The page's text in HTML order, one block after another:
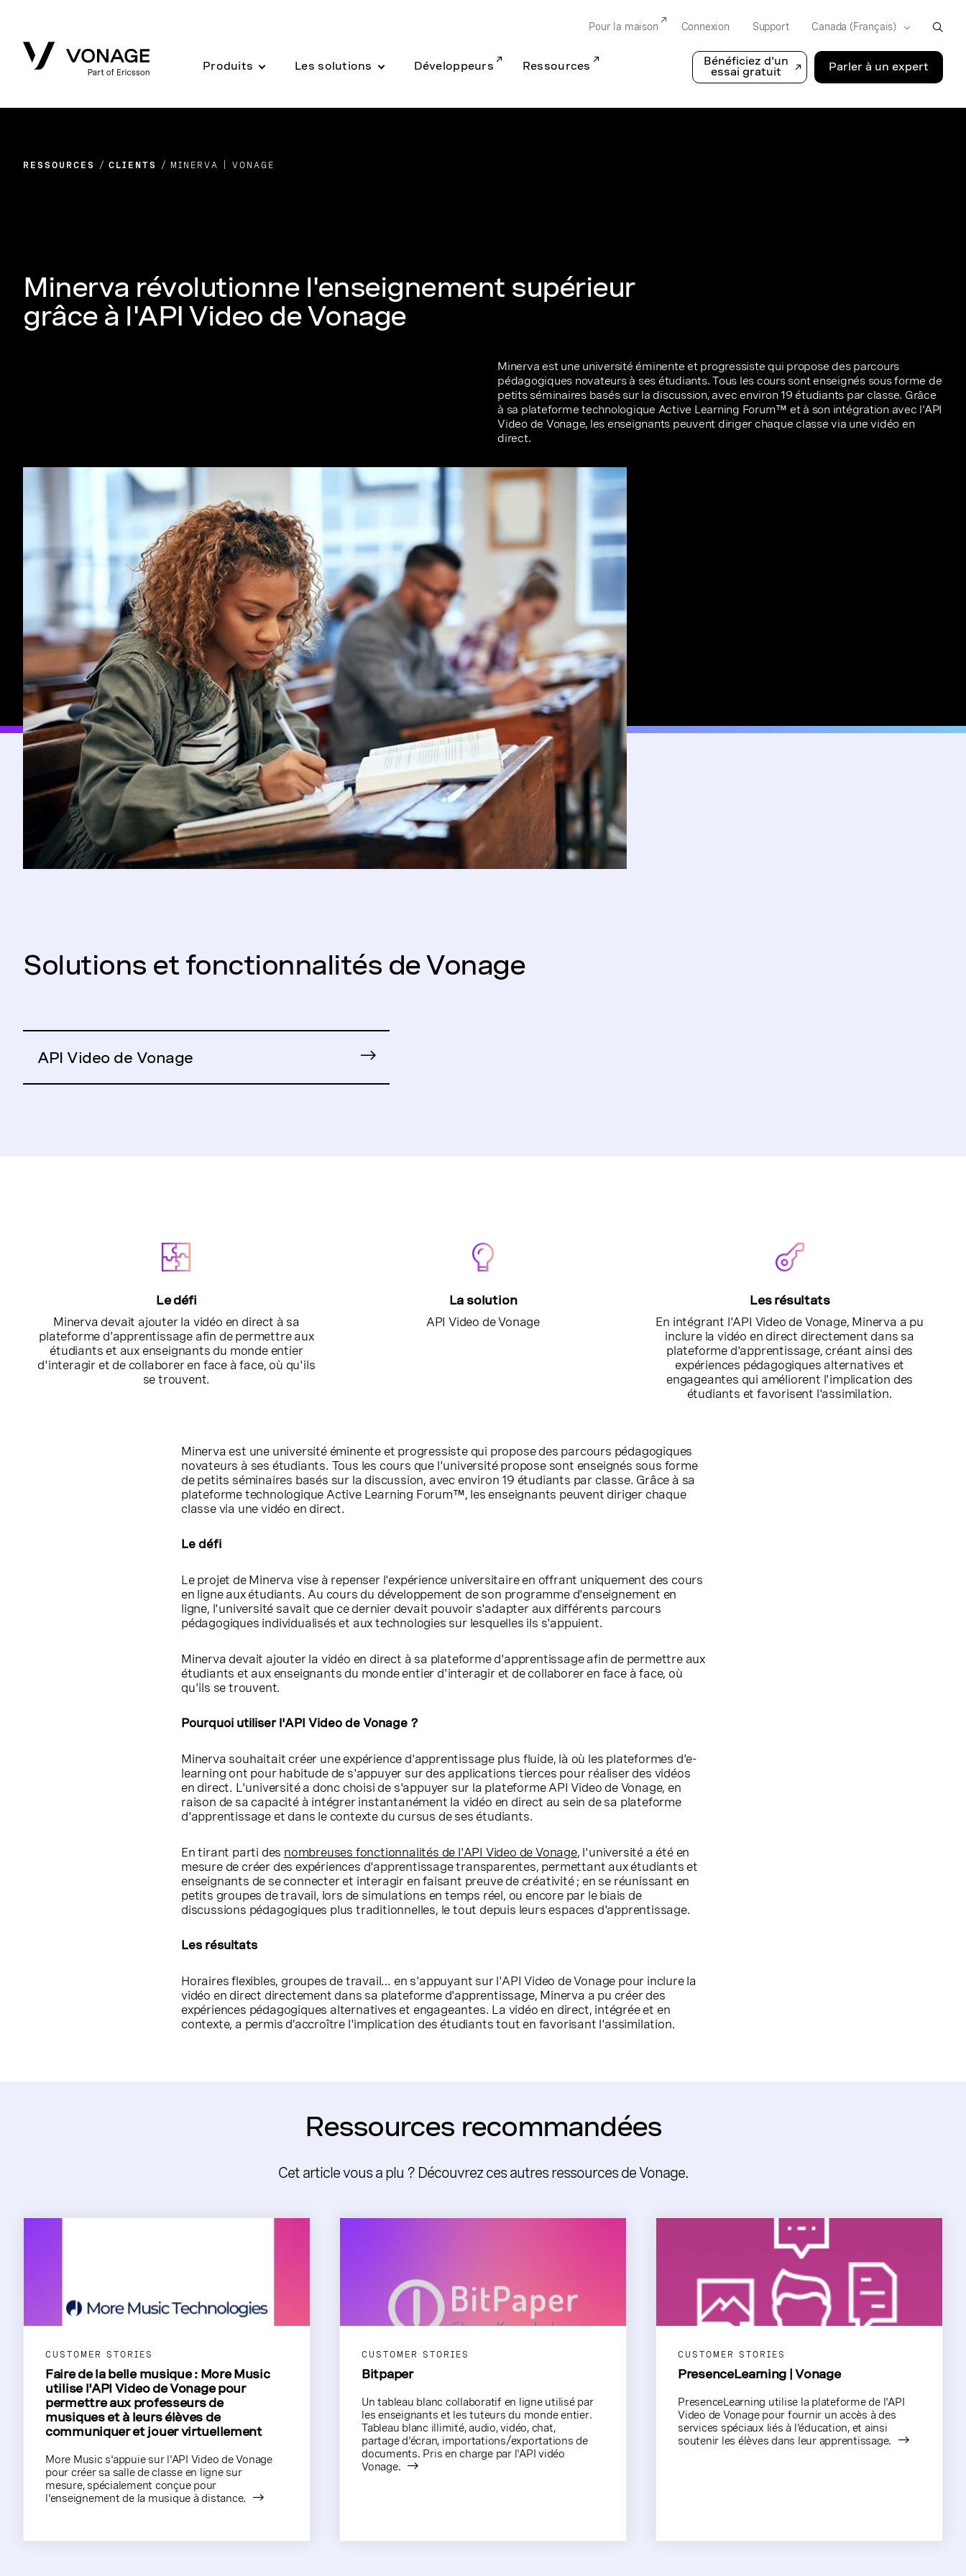
Produits Les solutions Développeurs Ressources
Bénéficiez d'un
essai gratuit
Parler à un expert
Pour la maison Connexion Support
RESSOURCES CLIENTS MINERVA | VONAGE
Minerva révolutionne l'enseignement supérieur
grâce à l'API Video de Vonage
Minerva est une université éminente et progressiste qui propose des parcours
pédagogiques novateurs à ses étudiants. Tous les cours sont enseignés sous forme de
petits séminaires basés sur la discussion, avec environ 19 étudiants par classe. Grâce
à sa plateforme technologique Active Learning Forum™ et à son intégration avec l'API
Video de Vonage, les enseignants peuvent diriger chaque classe via une vidéo en
direct.
Solutions et fonctionnalités de Vonage
API Video de Vonage
Le défi
Minerva devait ajouter la vidéo en direct à sa
plateforme d'apprentissage afin de permettre aux
étudiants et aux enseignants du monde entier
d'interagir et de collaborer en face à face, où qu'ils
se trouvent.
La solution
API Video de Vonage
Les résultats
En intégrant l'API Video de Vonage, Minerva a pu
inclure la vidéo en direct directement dans sa
plateforme d'apprentissage, créant ainsi des
expériences pédagogiques alternatives et
engageantes qui améliorent l'implication des
étudiants et favorisent l'assimilation.
Minerva est une université éminente et progressiste qui propose des parcours pédagogiques
novateurs à ses étudiants. Tous les cours que l'université propose sont enseignés sous forme
de petits séminaires basés sur la discussion, avec environ 19 étudiants par classe. Grâce à sa
plateforme technologique Active Learning Forum™, les enseignants peuvent diriger chaque
classe via une vidéo en direct.
Le défi
Le projet de Minerva vise à repenser l'expérience universitaire en offrant uniquement des cours
en ligne aux étudiants. Au cours du développement de son programme d'enseignement en
ligne, l'université savait que ce dernier devait pouvoir s'adapter aux différents parcours
pédagogiques individualisés et aux technologies sur lesquelles ils s'appuient.
Minerva devait ajouter la vidéo en direct à sa plateforme d'apprentissage afin de permettre aux
étudiants et aux enseignants du monde entier d'interagir et de collaborer en face à face, où
qu'ils se trouvent.
Pourquoi utiliser l'API Video de Vonage ?
Minerva souhaitait créer une expérience d'apprentissage plus fluide, là où les plateformes d'e-
learning ont pour habitude de s'appuyer sur des applications tierces pour réaliser des vidéos
en direct. L'université a donc choisi de s'appuyer sur la plateforme API Video de Vonage, en
raison de sa capacité à intégrer instantanément la vidéo en direct au sein de sa plateforme
d'apprentissage et dans le contexte du cursus de ses étudiants.
En tirant parti des nombreuses fonctionnalités de l'API Video de Vonage, l'université a été en
mesure de créer des expériences d'apprentissage transparentes, permettant aux étudiants et
enseignants de se connecter et interagir en faisant preuve de créativité ; en se réunissant en
petits groupes de travail, lors de simulations en temps réel, ou encore par le biais de
discussions pédagogiques plus traditionnelles, le tout depuis leurs espaces d'apprentissage.
Les résultats
Horaires flexibles, groupes de travail… en s'appuyant sur l'API Video de Vonage pour inclure la
vidéo en direct directement dans sa plateforme d'apprentissage, Minerva a pu créer des
expériences pédagogiques alternatives et engageantes. La vidéo en direct, intégrée et en
contexte, a permis d’accroître l'implication des étudiants tout en favorisant l'assimilation.
Ressources recommandées
Cet article vous a plu ? Découvrez ces autres ressources de Vonage.
CUSTOMER STORIES
Faire de la belle musique : More Music
utilise l'API Video de Vonage pour
permettre aux professeurs de
musiques et à leurs élèves de
communiquer et jouer virtuellement
More Music s'appuie sur l'API Video de Vonage
pour créer sa salle de classe en ligne sur
mesure, spécialement conçue pour
l'enseignement de la musique à distance.
CUSTOMER STORIES
Bitpaper
Un tableau blanc collaboratif en ligne utilisé par
les enseignants et les tuteurs du monde entier.
Tableau blanc illimité, audio, vidéo, chat,
partage d'écran, importations/exportations de
documents. Pris en charge par l'API vidéo
Vonage.
CUSTOMER STORIES
PresenceLearning | Vonage
PresenceLearning utilise la plateforme de l'API
Video de Vonage pour fournir un accès à des
services spéciaux liés à l'éducation, et ainsi
soutenir les élèves dans leur apprentissage.